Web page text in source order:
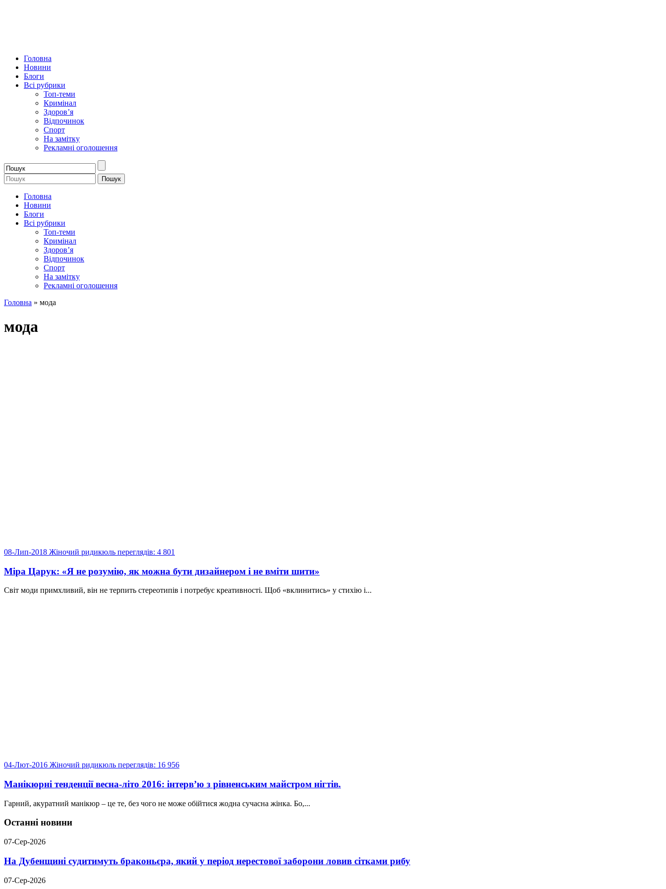
Головна
Новини
Блоги
Всі рубрики
Топ-теми
Кримінал
Здоров’я
Відпочинок
Спорт
На замітку
Рекламні оголошення
Головна
Новини
Блоги
Всі рубрики
Топ-теми
Кримінал
Здоров’я
Відпочинок
Спорт
На замітку
Рекламні оголошення
Головна » мода
мода
08-Лип-2018 Жіночий ридикюль переглядів: 4 801
Міра Царук: «Я не розумію, як можна бути дизайнером і не вміти шити»
Світ моди примхливий, він не терпить стереотипів і потребує креативності. Щоб «вклинитись» у стихію і...
04-Лют-2016 Жіночий ридикюль переглядів: 16 956
Манікюрні тенденції весна-літо 2016: інтерв’ю з рівненським майстром нігтів.
Гарний, акуратний манікюр – це те, без чого не може обійтися жодна сучасна жінка. Бо,...
Останні новини
07-Сер-2026
На Дубенщині судитимуть браконьєра, який у період нерестової заборони ловив сітками рибу
07-Сер-2026